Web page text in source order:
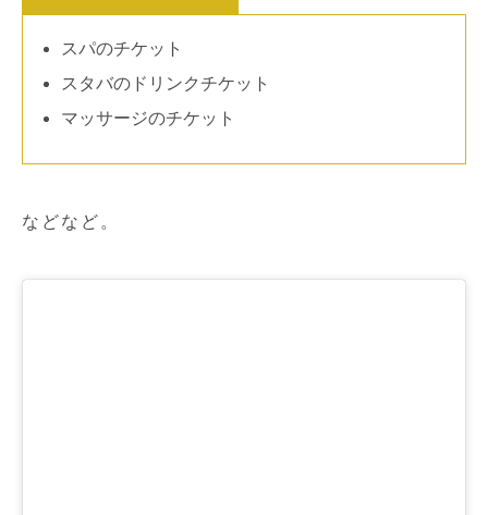
スパのチケット
スタバのドリンクチケット
マッサージのチケット
などなど。